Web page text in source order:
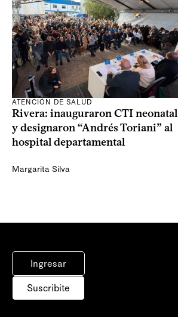
ATENCIÓN DE SALUD
Rivera: inauguraron CTI neonatal
y designaron “Andrés Toriani” al
hospital departamental
Margarita Silva
Ingresar
Suscribite